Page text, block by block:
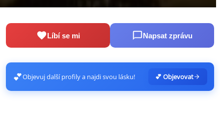
Líbí se mi Napsat zprávu
💕Objevuj další profily a najdi svou lásku! 💕 Objevovat